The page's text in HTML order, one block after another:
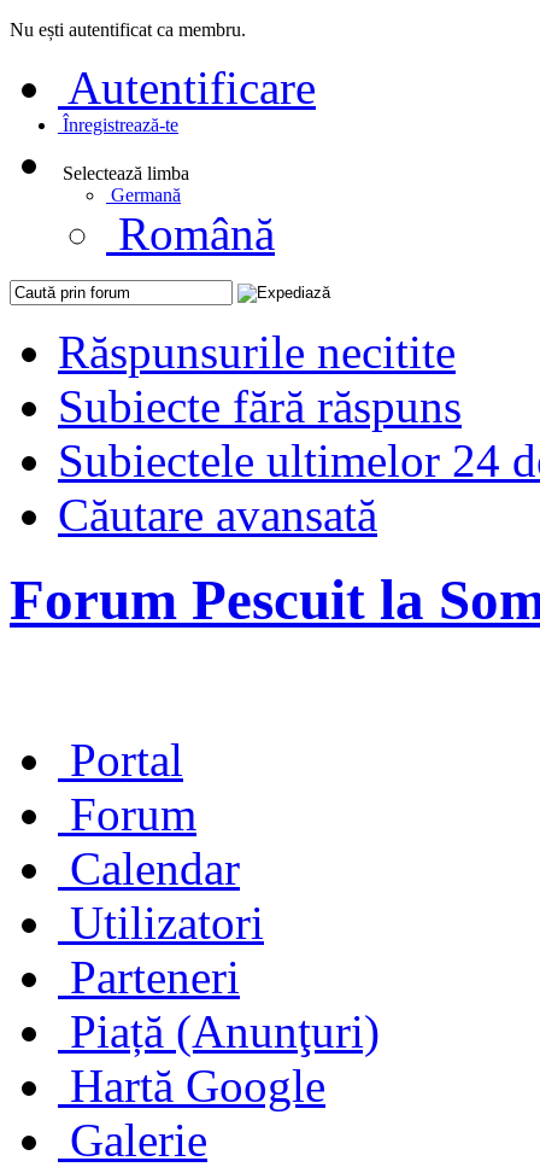
Nu ești autentificat ca membru.
Autentificare
Înregistrează-te
Selectează limba
Germană
Română
Răspunsurile necitite
Subiecte fără răspuns
Subiectele ultimelor 24
Căutare avansată
Forum Pescuit la
Portal
Forum
Calendar
Utilizatori
Parteneri
Piață (Anunţuri)
Hartă Google
Galerie